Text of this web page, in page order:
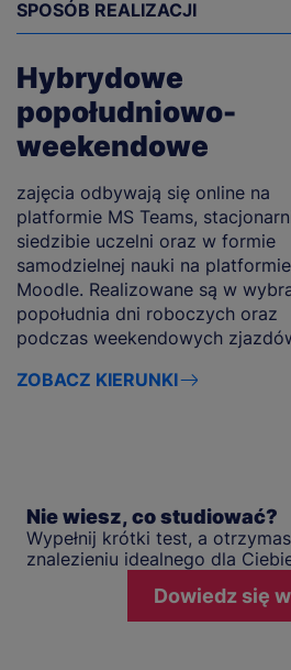
SPOSÓB REALIZACJI
Hybrydowe
popołudniowo-
weekendowe
zajęcia odbywają się online na
platformie MS Teams,
siedzibie uczelni oraz w formie
samodzielnej nauki na platformie
Moodle. Realizowane są w
popołudnia dni roboczych oraz
podczas weekendowych
ZOBACZ KIERUNKI
Nie wiesz, co studiować?
Wypełnij krótki test, a
znalezieniu idealnego dla
Dowiedz się